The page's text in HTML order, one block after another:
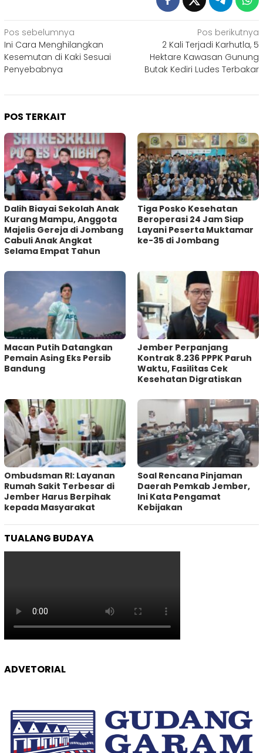
Navigasi
pos
Pos sebelumnya
Ini Cara Menghilangkan
Kesemutan di Kaki Sesuai
Penyebabnya
Pos berikutnya
2 Kali Terjadi Karhutla, 5
Hektare Kawasan Gunung
Butak Kediri Ludes Terbakar
POS TERKAIT
Dalih Biayai Sekolah Anak
Kurang Mampu, Anggota
Majelis Gereja di Jombang
Cabuli Anak Angkat
Selama Empat Tahun
Tiga Posko Kesehatan
Beroperasi 24 Jam Siap
Layani Peserta Muktamar
ke-35 di Jombang
Macan Putih Datangkan
Pemain Asing Eks Persib
Bandung
Jember Perpanjang
Kontrak 8.236 PPPK Paruh
Waktu, Fasilitas Cek
Kesehatan Digratiskan
Ombudsman RI: Layanan
Rumah Sakit Terbesar di
Jember Harus Berpihak
kepada Masyarakat
‎Soal Rencana Pinjaman
Daerah Pemkab Jember,
Ini Kata Pengamat
Kebijakan ‎
TUALANG BUDAYA
ADVETORIAL